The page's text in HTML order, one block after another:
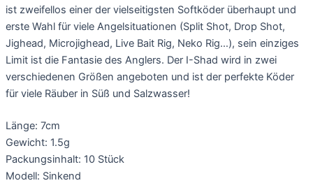
ist zweifellos einer der vielseitigsten Softköder überhaupt und
erste Wahl für viele Angelsituationen (Split Shot, Drop Shot,
Jighead, Microjighead, Live Bait Rig, Neko Rig…), sein einziges
Limit ist die Fantasie des Anglers. Der I-Shad wird in zwei
verschiedenen Größen angeboten und ist der perfekte Köder
für viele Räuber in Süß und Salzwasser!
Länge: 7cm
Gewicht: 1.5g
Packungsinhalt: 10 Stück
Modell: Sinkend